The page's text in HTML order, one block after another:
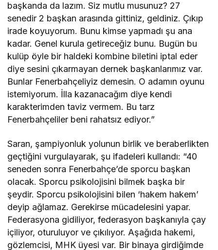
başkanda da lazım. Siz mutlu musunuz? 27
senedir 2 başkan arasında gittiniz, geldiniz. Çıkıp
irade koyuyorum. Bunu kimse yapmadı şu ana
kadar. Genel kurula getireceğiz bunu. Bugün bu
kulüp öyle bir haldeki kombine biletini iptal eder
diye sesini çıkarmayan dernek başkanlarımız var.
Bunlar Fenerbahçeliyiz demesin. O adamın oyunu
istemiyorum. İlla kazanacağım diye kendi
karakterimden taviz vermem. Bu tarz
Fenerbahçeliler beni rahatsız ediyor.”
Saran, şampiyonluk yolunun birlik ve beraberlikten
geçtiğini vurgulayarak, şu ifadeleri kullandı: “40
seneden sonra Fenerbahçe’de sporcu başkan
olacak. Sporcu psikolojisini bilmek başka bir
şeydir. Sporcu psikolojisini bilen ‘hakem hakem’
deyip ağlamaz. Gerekirse mücadelesini yapar.
Federasyona gidiliyor, federasyon başkanıyla çay
içiliyor, oturuluyor ve çıkılıyor. Aşağıda hakemi,
gözlemcisi, MHK üyesi var. Bir binaya girdiğimde